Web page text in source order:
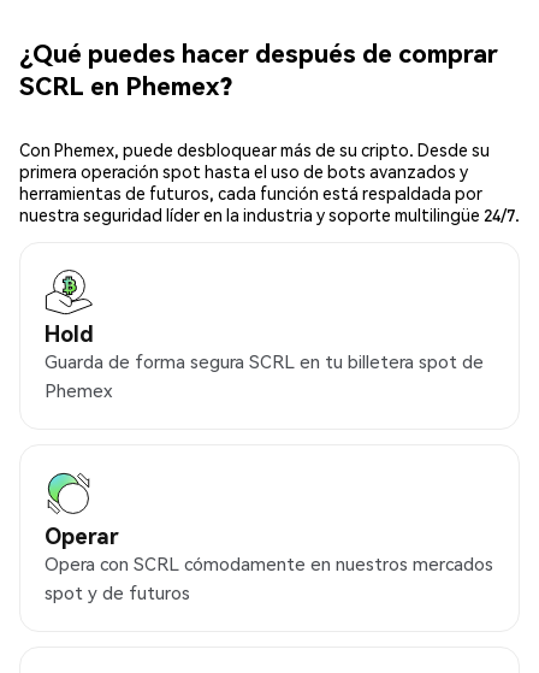
¿Qué puedes hacer después de comprar
SCRL en Phemex?
Con Phemex, puede desbloquear más de su cripto. Desde su
primera operación spot hasta el uso de bots avanzados y
herramientas de futuros, cada función está respaldada por
nuestra seguridad líder en la industria y soporte multilingüe 24/7.
Hold
Guarda de forma segura SCRL en tu billetera spot de
Phemex
Operar
Opera con SCRL cómodamente en nuestros mercados
spot y de futuros